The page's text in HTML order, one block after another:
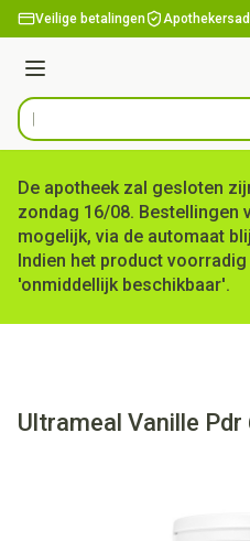
Ga naar de inhoud
Veilige betalingen
Menu
Product, merk, categorie...
De apotheek zal gesloten
zondag 16/08. Bestellingen
mogelijk, via de automaat
Indien het product
'onmiddellijk beschikbaar'.
Ultrameal Vanille